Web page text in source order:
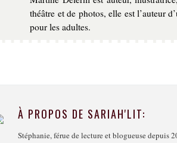
théâtre et de photos, elle est l’auteur
pour les adultes.
À PROPOS DE SARIAH'LIT:
Stéphanie, férue de lecture et blogueuse depuis